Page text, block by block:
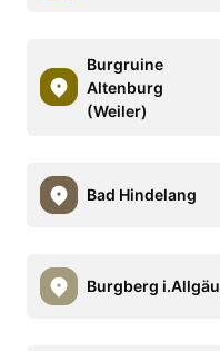
Burgruine
Altenburg
(Weiler)
Bad Hindelang
Burgberg i.Allgäu